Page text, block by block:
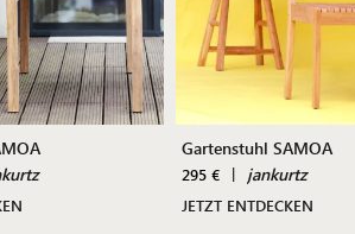
Gartenstuhl SAMOA
295 € | jankurtz
JETZT ENTDECKEN